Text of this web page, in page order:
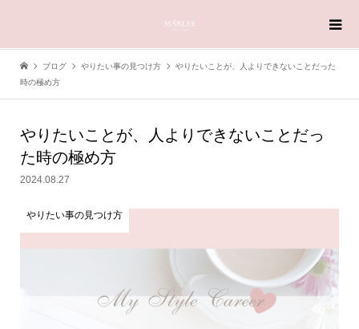
ブログ やりたい事の見つけ方
やりたいことが、人よりできないことだった
時の極め方
やりたいことが、人よりできないことだっ
た時の極め方
2024.08.27
やりたい事の見つけ方